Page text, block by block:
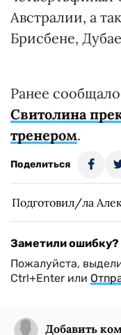
Австралии, а
Брисбене,
Ранее
Свитолина
тренером.
Поделиться
Подготовил/ла
Заметили ошибку?
Пожалуйста,
Ctrl+Enter или
Добавить